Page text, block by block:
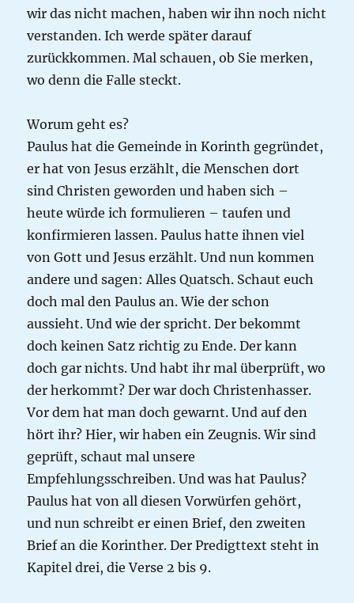
wir das nicht machen, haben wir ihn noch nicht
verstanden. Ich werde später darauf
zurückkommen. Mal schauen, ob Sie merken,
wo denn die Falle steckt.
Worum geht es?
Paulus hat die Gemeinde in Korinth gegründet,
er hat von Jesus erzählt, die Menschen dort
sind Christen geworden und haben sich –
heute würde ich formulieren – taufen und
konfirmieren lassen. Paulus hatte ihnen viel
von Gott und Jesus erzählt. Und nun kommen
andere und sagen: Alles Quatsch. Schaut euch
doch mal den Paulus an. Wie der schon
aussieht. Und wie der spricht. Der bekommt
doch keinen Satz richtig zu Ende. Der kann
doch gar nichts. Und habt ihr mal überprüft, wo
der herkommt? Der war doch Christenhasser.
Vor dem hat man doch gewarnt. Und auf den
hört ihr? Hier, wir haben ein Zeugnis. Wir sind
geprüft, schaut mal unsere
Empfehlungsschreiben. Und was hat Paulus?
Paulus hat von all diesen Vorwürfen gehört,
und nun schreibt er einen Brief, den zweiten
Brief an die Korinther. Der Predigttext steht in
Kapitel drei, die Verse 2 bis 9.